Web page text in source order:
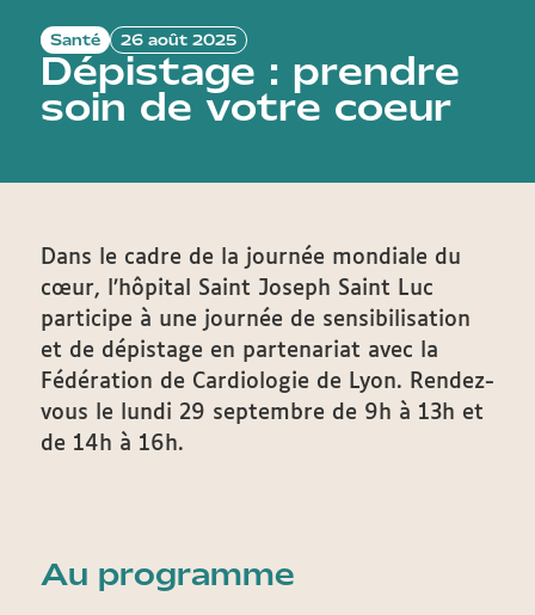
Santé 26 août 2025
Dépistage : prendre
soin de votre coeur
Dans le cadre de la journée mondiale du
cœur, l’hôpital Saint Joseph Saint Luc
participe à une journée de sensibilisation
et de dépistage en partenariat avec la
Fédération de Cardiologie de Lyon. Rendez-
vous le lundi 29 septembre de 9h à 13h et
de 14h à 16h.
Au programme